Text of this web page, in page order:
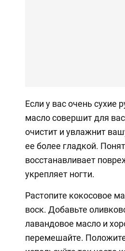
Если у вас очень сухие
масло совершит для
очистит и увлажнит
ее более гладкой.
восстанавливает
укрепляет ногти.
Растопите кокосовое
воск. Добавьте
лавандовое масло и
перемешайте.